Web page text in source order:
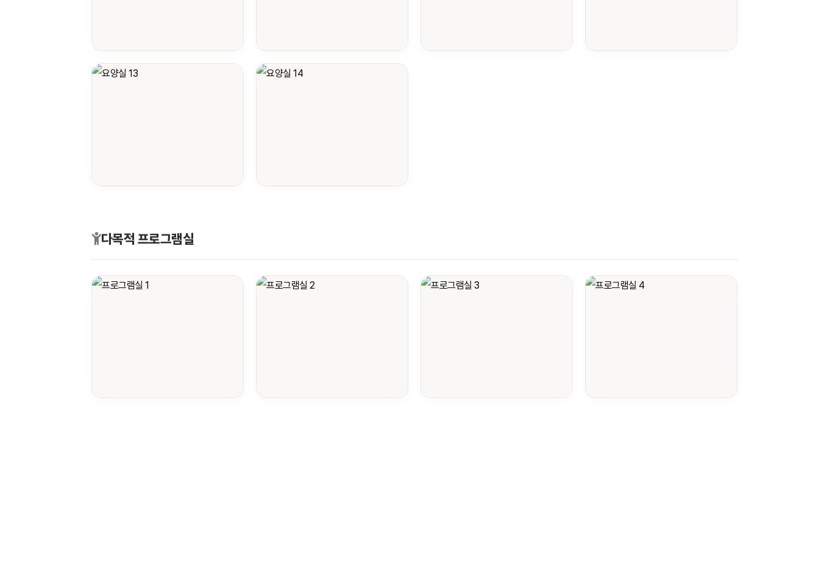
다목적 프로그램실